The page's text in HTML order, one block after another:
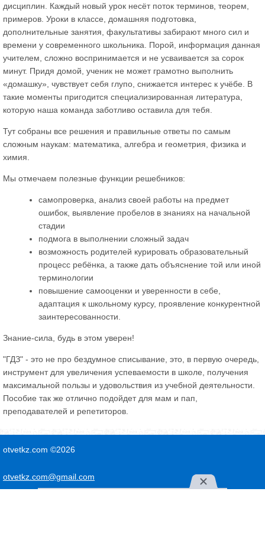
дисциплин. Каждый новый урок несёт поток терминов, теорем,
примеров. Уроки в классе, домашняя подготовка,
дополнительные занятия, факультативы забирают много сил и
времени у современного школьника. Порой, информация данная
учителем, сложно воспринимается и не усваивается за сорок
минут. Придя домой, ученик не может грамотно выполнить
«домашку», чувствует себя глупо, снижается интерес к учёбе. В
такие моменты пригодится специализированная литература,
которую наша команда заботливо оставила для тебя.
Тут собраны все решения и правильные ответы по самым
сложным наукам: математика, алгебра и геометрия, физика и
химия.
Мы отмечаем полезные функции решебников:
самопроверка, анализ своей работы на предмет
ошибок, выявление пробелов в знаниях на начальной
стадии
подмога в выполнении сложный задач
возможность родителей курировать образовательный
процесс ребёнка, а также дать объяснение той или иной
терминологии
повышение самооценки и уверенности в себе,
адаптация к школьному курсу, проявление конкурентной
заинтересованности.
Знание-сила, будь в этом уверен!
"ГДЗ" - это не про бездумное списывание, это, в первую очередь,
инструмент для увеличения успеваемости в школе, получения
максимальной пользы и удовольствия из учебной деятельности.
Пособие так же отлично подойдет для мам и пап,
преподавателей и репетиторов.
otvetkz.com ©2026
otvetkz.com@gmail.com